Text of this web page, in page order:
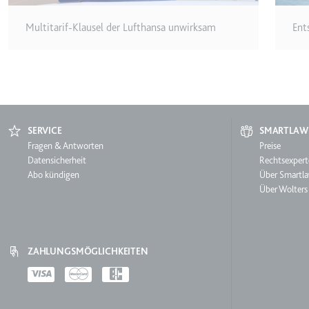
Anbieter:
Wird
Beständig
IndexedDB
Multitarif-Klausel der Lufthansa unwirksam
SERVICE
Service
Fragen & Antworten
Datensicherheit
Abo kündigen
ZAHLUNGSMÖGLICHKEITEN
Payments
SMARTLAW
Preise
Über
Über